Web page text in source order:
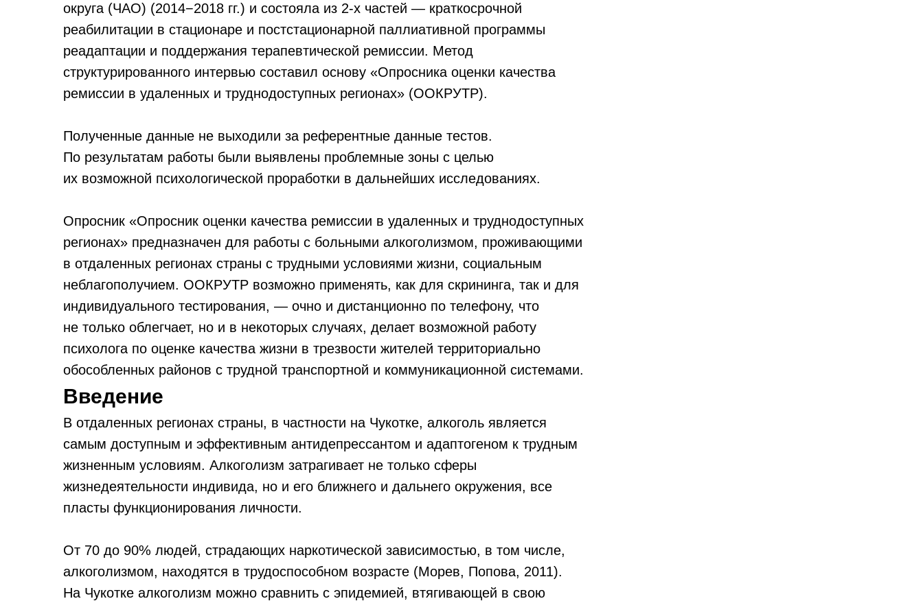
округа (ЧАО) (2014−2018 гг.) и состояла из 2-х частей — краткосрочной
реабилитации в стационаре и постстационарной паллиативной программы
реадаптации и поддержания терапевтической ремиссии. Метод
структурированного интервью составил основу «Опросника оценки качества
ремиссии в удаленных и труднодоступных регионах» (ООКРУТР).
Полученные данные не выходили за референтные данные тестов.
По результатам работы были выявлены проблемные зоны с целью
их возможной психологической проработки в дальнейших исследованиях.
Опросник «Опросник оценки качества ремиссии в удаленных и труднодоступных
регионах» предназначен для работы с больными алкоголизмом, проживающими
в отдаленных регионах страны с трудными условиями жизни, социальным
неблагополучием. ООКРУТР возможно применять, как для скрининга, так и для
индивидуального тестирования, — очно и дистанционно по телефону, что
не только облегчает, но и в некоторых случаях, делает возможной работу
психолога по оценке качества жизни в трезвости жителей территориально
обособленных районов с трудной транспортной и коммуникационной системами.
Введение
В отдаленных регионах страны, в частности на Чукотке, алкоголь является
самым доступным и эффективным антидепрессантом и адаптогеном к трудным
жизненным условиям. Алкоголизм затрагивает не только сферы
жизнедеятельности индивида, но и его ближнего и дальнего окружения, все
пласты функционирования личности.
От 70 до 90% людей, страдающих наркотической зависимостью, в том числе,
алкоголизмом, находятся в трудоспособном возрасте (Морев, Попова, 2011).
На Чукотке алкоголизм можно сравнить с эпидемией, втягивающей в свою